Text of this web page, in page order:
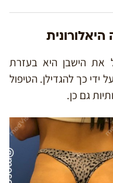
את הישבן היא בעזרת
ידי כך להגדילן. הטיפול
גם כן.